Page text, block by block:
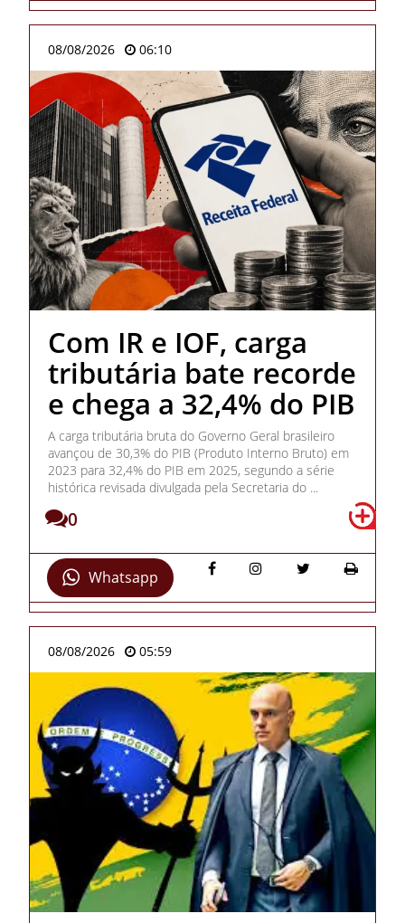
08/08/2026 06:10
Com IR e IOF, carga
tributária bate recorde
e chega a 32,4% do PIB
A carga tributária bruta do Governo Geral brasileiro
avançou de 30,3% do PIB (Produto Interno Bruto) em
2023 para 32,4% do PIB em 2025, segundo a série
histórica revisada divulgada pela Secretaria do ...
0
Whatsapp
08/08/2026 05:59